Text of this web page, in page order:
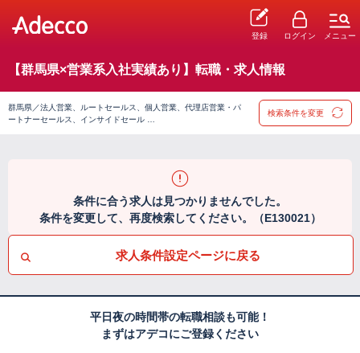
登録 ログイン メニュー
【群馬県×営業系入社実績あり】転職・求人情報
群馬県／法人営業、ルートセールス、個人営業、代理店営業・パ
ートナーセールス、インサイドセール …
検索条件を変更
条件に合う求人は見つかりませんでした。
条件を変更して、再度検索してください。（E130021）
求人条件設定ページに戻る
平日夜の時間帯の転職相談も可能！
まずはアデコにご登録ください